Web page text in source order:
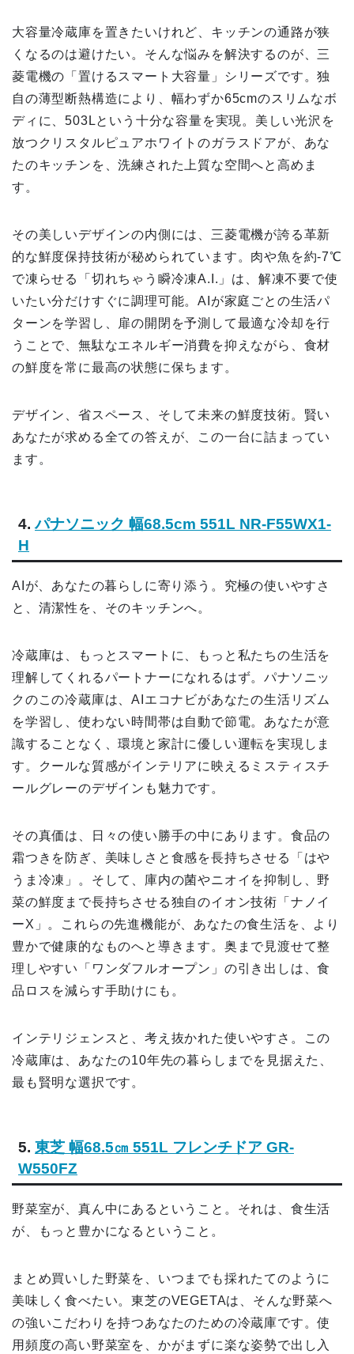
大容量冷蔵庫を置きたいけれど、キッチンの通路が狭
くなるのは避けたい。そんな悩みを解決するのが、三
菱電機の「置けるスマート大容量」シリーズです。独
自の薄型断熱構造により、幅わずか65cmのスリムなボ
ディに、503Lという十分な容量を実現。美しい光沢を
放つクリスタルピュアホワイトのガラスドアが、あな
たのキッチンを、洗練された上質な空間へと高めま
す。
その美しいデザインの内側には、三菱電機が誇る革新
的な鮮度保持技術が秘められています。肉や魚を約-7℃
で凍らせる「切れちゃう瞬冷凍A.I.」は、解凍不要で使
いたい分だけすぐに調理可能。AIが家庭ごとの生活パ
ターンを学習し、扉の開閉を予測して最適な冷却を行
うことで、無駄なエネルギー消費を抑えながら、食材
の鮮度を常に最高の状態に保ちます。
デザイン、省スペース、そして未来の鮮度技術。賢い
あなたが求める全ての答えが、この一台に詰まってい
ます。
4.パナソニック 幅68.5cm 551L NR-F55WX1-
H
AIが、あなたの暮らしに寄り添う。究極の使いやすさ
と、清潔性を、そのキッチンへ。
冷蔵庫は、もっとスマートに、もっと私たちの生活を
理解してくれるパートナーになれるはず。パナソニッ
クのこの冷蔵庫は、AIエコナビがあなたの生活リズム
を学習し、使わない時間帯は自動で節電。あなたが意
識することなく、環境と家計に優しい運転を実現しま
す。クールな質感がインテリアに映えるミスティスチ
ールグレーのデザインも魅力です。
その真価は、日々の使い勝手の中にあります。食品の
霜つきを防ぎ、美味しさと食感を長持ちさせる「はや
うま冷凍」。そして、庫内の菌やニオイを抑制し、野
菜の鮮度まで長持ちさせる独自のイオン技術「ナノイ
ーX」。これらの先進機能が、あなたの食生活を、より
豊かで健康的なものへと導きます。奥まで見渡せて整
理しやすい「ワンダフルオープン」の引き出しは、食
品ロスを減らす手助けにも。
インテリジェンスと、考え抜かれた使いやすさ。この
冷蔵庫は、あなたの10年先の暮らしまでを見据えた、
最も賢明な選択です。
5. 東芝 幅68.5㎝ 551L フレンチドア GR-
W550FZ
野菜室が、真ん中にあるということ。それは、食生活
が、もっと豊かになるということ。
まとめ買いした野菜を、いつまでも採れたてのように
美味しく食べたい。東芝のVEGETAは、そんな野菜へ
の強いこだわりを持つあなたのための冷蔵庫です。使
用頻度の高い野菜室を、かがまずに楽な姿勢で出し入